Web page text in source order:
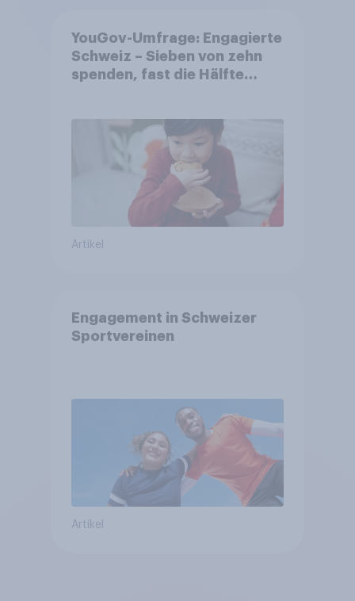
YouGov-Umfrage: Engagierte
Schweiz – Sieben von zehn
spenden, fast die Hälfte
Artikel
Engagement in Schweizer
Sportvereinen
Artikel